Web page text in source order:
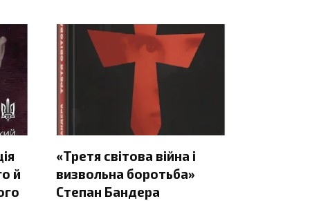
й
«Третя світова війна і
визвольна боротьба»
Степан Бандера